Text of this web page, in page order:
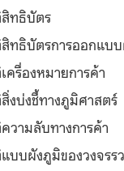
ทธิบัตร
ทธิบัตรการออกแบ
รื่องหมายการค้า
งบ่งชี้ทางภูมิศาสตร์
ามลับทางการค้า
บผังภูมิของวงจรร